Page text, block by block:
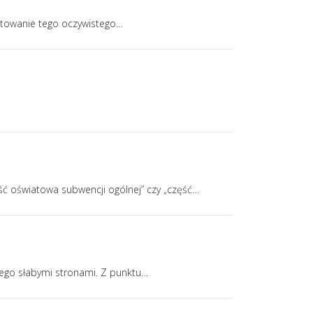
tego oczywistego…
oświatowa subwencji ogólnej” czy „część…
słabymi stronami. Z punktu…